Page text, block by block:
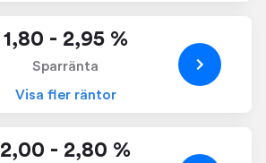
1,80 - 2,95 %
Sparränta
Visa fler räntor
2,00 - 2,80 %